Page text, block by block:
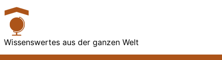
Wissenswertes aus der ganzen Welt